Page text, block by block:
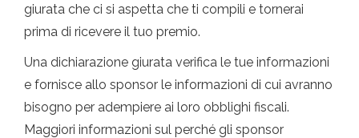
giurata che ci si aspetta che ti compili e tornerai
prima di ricevere il tuo premio.
Una dichiarazione giurata verifica le tue informazioni
e fornisce allo sponsor le informazioni di cui avranno
bisogno per adempiere ai loro obblighi fiscali.
Maggiori informazioni sul perché gli sponsor